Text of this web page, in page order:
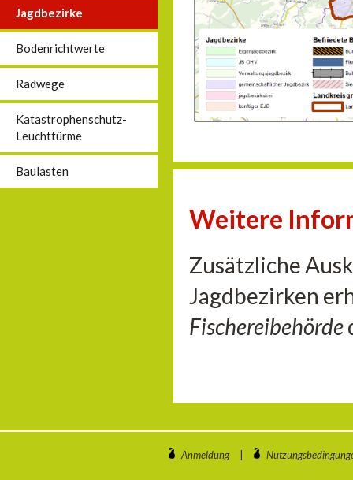
Jagdbezirke
Bodenrichtwerte
Radwege
Katastrophenschutz-
Leuchttürme
Baulasten
Weitere
Zusätzliche
Jagdbezirken
Fischereibehörde
Anmeldung